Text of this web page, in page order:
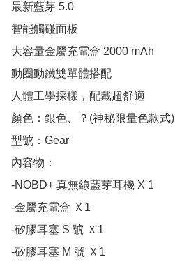
最新藍芽 5.0
智能觸碰面板
大容量金屬充電盒 2000 mAh
動圈動鐵雙單體搭配
人體工學採樣，配戴超舒適
顏色：銀色、？(神秘限量色款式)
型號：Gear
內容物：
-NOBD+ 真無線藍芽耳機 X 1
-金屬充電盒 Ｘ1
-矽膠耳塞 S 號 Ｘ1
-矽膠耳塞 M 號 Ｘ1